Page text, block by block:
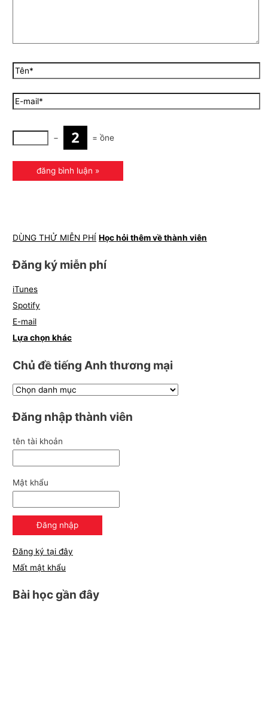
− = ồne
DÙNG THỬ MIỄN PHÍ Học hỏi thêm về thành viên
Đăng ký miễn phí
iTunes
Spotify
E-mail
Lựa chọn khác
Chủ đề tiếng Anh thương mại
Đăng nhập thành viên
tên tài khoản
Mật khẩu
Đăng ký tại đây
Mất mật khẩu
Bài học gần đây